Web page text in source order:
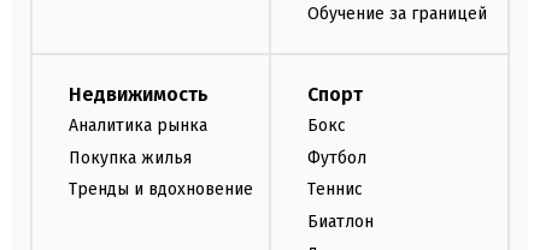
Обучение за границей
Недвижимость
Аналитика рынка
Покупка жилья
Тренды и вдохновение
Спорт
Бокс
Футбол
Теннис
Биатлон